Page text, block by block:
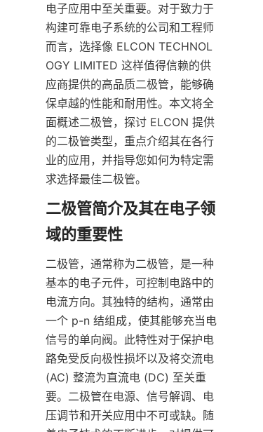
电子应用中至关重要。对于致力于
构建可靠电子系统的公司和工程师
而言，选择像 ELCON TECHNOL
OGY LIMITED 这样值得信赖的供
应商提供的高品质二极管，能够确
保卓越的性能和耐用性。本文将全
面概述二极管，探讨 ELCON 提供
的二极管类型，重点介绍其在各行
业的应用，并指导您如何为特定需
求选择最佳二极管。
二极管简介及其在电子领
二极管，通常称为二极管，是一种
基本的电子元件，可控制电路中的
电流方向。其独特的结构，通常由
一个 p-n 结组成，使其能够充当电
信号的单向阀。此特性对于保护电
路免受反向极性损坏以及将交流电
(AC) 整流为直流电 (DC) 至关重
要。二极管在电源、信号解调、电
压调节和开关应用中不可或缺。随